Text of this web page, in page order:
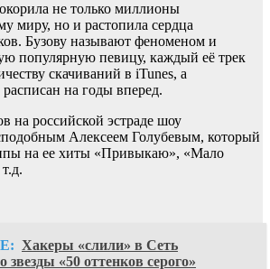
не только миллионы
миру, но и растопила сердца
Бузову называют феноменом и
популярную певицу, каждый её трек
скачиваний в iTunes, а
на годы вперед.
на российской эстраде шоу
Алексеем Голубевым, который
на ее хиты «Привыкаю», «Мало
Хакеры «слили» в Сеть
«50 оттенков серого»